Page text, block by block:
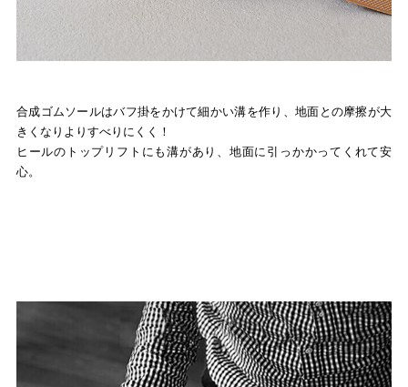
合成ゴムソールはバフ掛をかけて細かい溝を作り、地面との摩擦が大
きくなりよりすべりにくく！
ヒールのトップリフトにも溝があり、地面に引っかかってくれて安
心。